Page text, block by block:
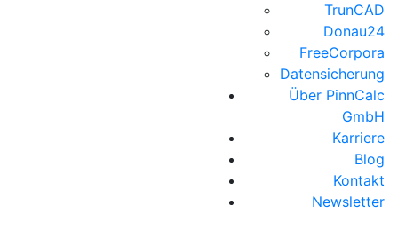
TrunCAD
Donau24
FreeCorpora
Datensicherung
Über PinnCalc
GmbH
Karriere
Blog
Kontakt
Newsletter